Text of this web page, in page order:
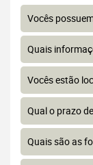
Vocês
Quais
Vocês estão
Qual o prazo
Quais são as